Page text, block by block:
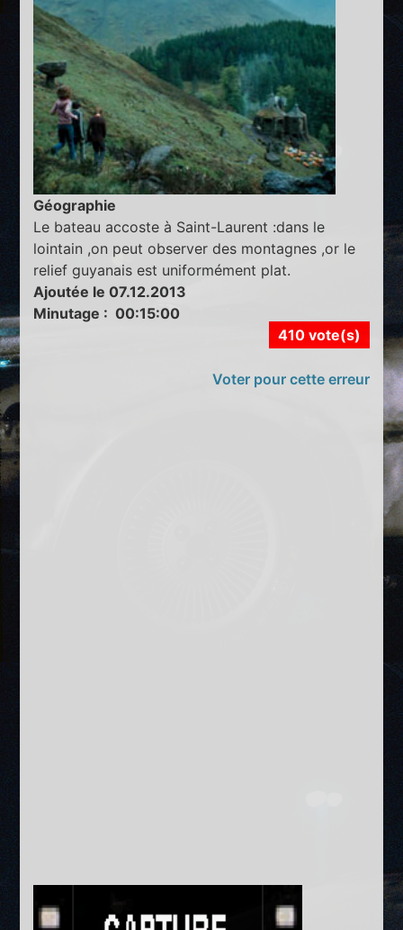
Géographie
Le bateau accoste à Saint-Laurent :dans le
lointain ,on peut observer des montagnes ,or le
relief guyanais est uniformément plat.
Ajoutée le 07.12.2013
Minutage : 00:15:00
410 vote(s)
Voter pour cette erreur